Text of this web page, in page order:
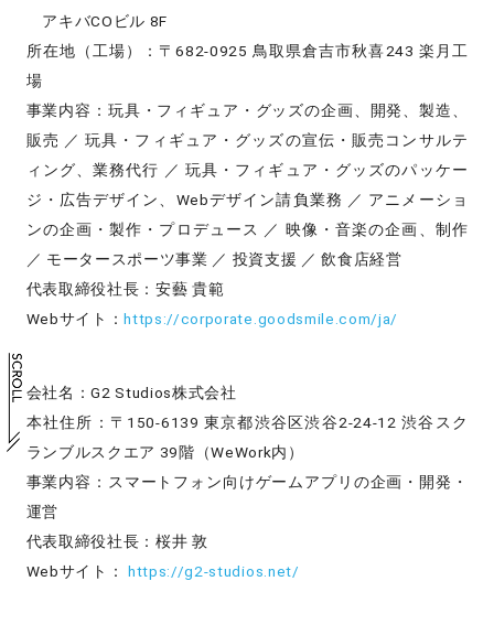
アキバCOビル 8F
所在地（工場）：〒682-0925 鳥取県倉吉市秋喜243 楽月工
場
事業内容：玩具・フィギュア・グッズの企画、開発、製造、
販売 ／玩具・フィギュア・グッズの宣伝・販売コンサルテ
ィング、業務代行 ／ 玩具・フィギュア・グッズのパッケー
ジ・広告デザイン、Webデザイン請負業務 ／ アニメーショ
ンの企画・製作・プロデュース ／ 映像・音楽の企画、制作
／ モータースポーツ事業 ／ 投資支援 ／ 飲食店経営
代表取締役社長：安藝 貴範
Webサイト：https://corporate.goodsmile.com/ja/
会社名：G2 Studios株式会社
本社住所：〒150-6139 東京都渋谷区渋谷2-24-12 渋谷スク
ランブルスクエア 39階（WeWork内）
事業内容：スマートフォン向けゲームアプリの企画・開発・
運営
代表取締役社長：桜井 敦
Webサイト： https://g2-studios.net/